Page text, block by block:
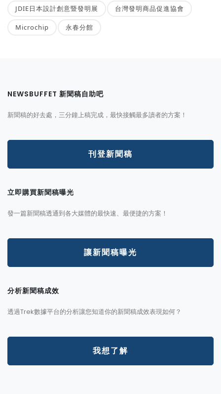
JDIE日本設計創意暨發明展 台灣發明商品促進協會
Microchip 永春分館
NEWSBUFFET 新聞稿自助吧
新聞稿的好去處，三分鐘上稿完成，最快接觸最多讀者的方案！
刊登新聞稿
立即購買新聞稿曝光
發一篇新聞稿透通到各大媒體的最快速、最便捷的方案！
讓新聞稿曝光
分析新聞稿成效
透過Trek數據平台的分析讓您知道你的新聞稿成效表現如何？
我想了解